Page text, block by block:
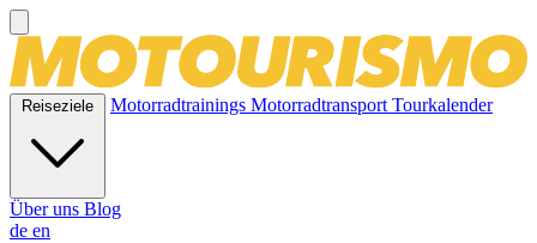
Reiseziele Motorradtrainings MotorradtransportTourkalender
Über uns Blog
de en